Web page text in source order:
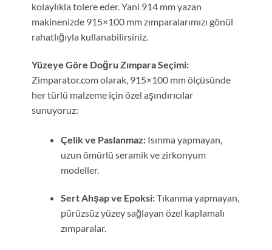
kolaylıkla tolere eder. Yani 914 mm yazan
makinenizde 915×100 mm zımparalarımızı gönül
rahatlığıyla kullanabilirsiniz.
Yüzeye Göre Doğru Zımpara Seçimi:
Zimparator.com olarak, 915×100 mm ölçüsünde
her türlü malzeme için özel aşındırıcılar
sunuyoruz:
Çelik ve Paslanmaz:Isınma yapmayan,
uzun ömürlü seramik ve zirkonyum
modeller.
Sert Ahşap ve Epoksi:Tıkanma yapmayan,
pürüzsüz yüzey sağlayan özel kaplamalı
zımparalar.